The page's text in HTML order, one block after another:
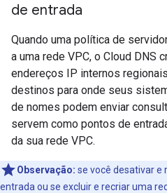
de entrada
Quando uma política de
a uma rede VPC, o Cloud DNS
endereços IP internos
destinos para onde seus
de nomes podem enviar
servem como pontos de
da sua rede VPC.
Observação: se você desativar e
entrada ou se excluir e recriar uma